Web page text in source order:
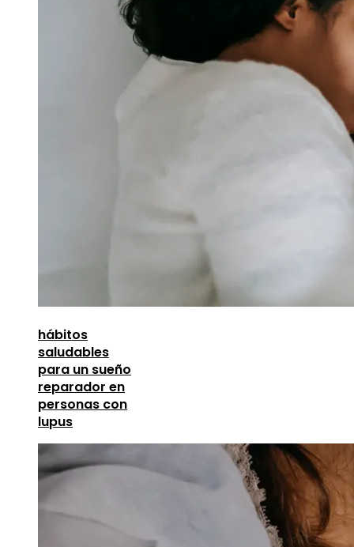
hábitos
saludables
para un sueño
reparador en
personas con
lupus